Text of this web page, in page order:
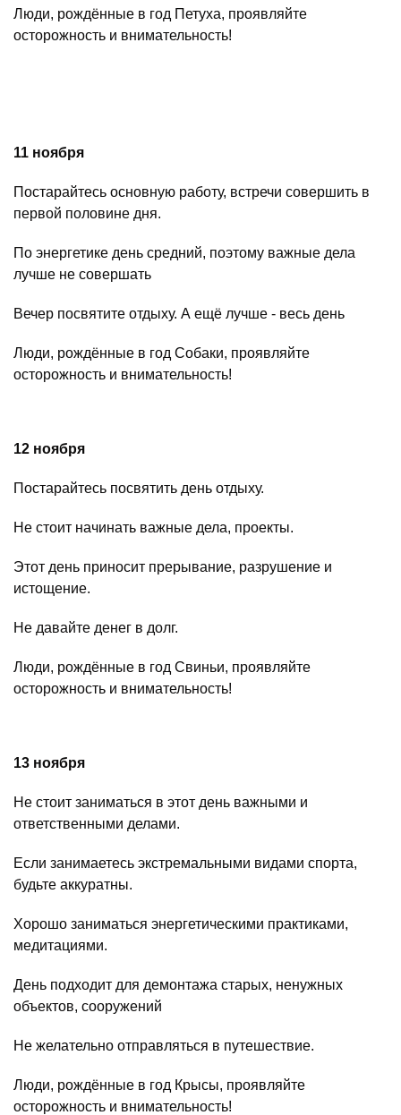
Люди, рождённые в год Петуха, проявляйте
осторожность и внимательность!
11 ноября
Постарайтесь основную работу, встречи совершить в
первой половине дня.
По энергетике день средний, поэтому важные дела
лучше не совершать
Вечер посвятите отдыху. А ещё лучше - весь день
Люди, рождённые в год Собаки, проявляйте
осторожность и внимательность!
12 ноября
Постарайтесь посвятить день отдыху.
Не стоит начинать важные дела, проекты.
Этот день приносит прерывание, разрушение и
истощение.
Не давайте денег в долг.
Люди, рождённые в год Свиньи, проявляйте
осторожность и внимательность!
13 ноября
Не стоит заниматься в этот день важными и
ответственными делами.
Если занимаетесь экстремальными видами спорта,
будьте аккуратны.
Хорошо заниматься энергетическими практиками,
медитациями.
День подходит для демонтажа старых, ненужных
объектов, сооружений
Не желательно отправляться в путешествие.
Люди, рождённые в год Крысы, проявляйте
осторожность и внимательность!